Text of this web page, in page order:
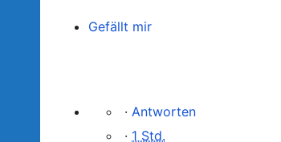
Gefällt mir
· Antworten
· 1 Std.